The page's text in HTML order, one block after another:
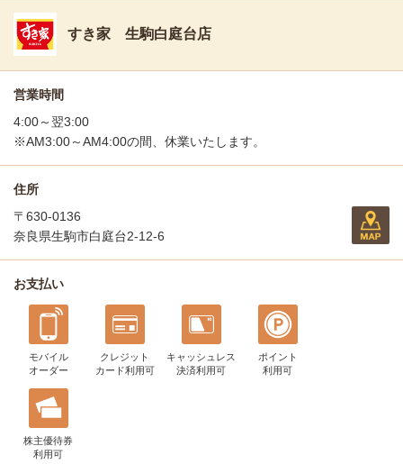
すき家 生駒白庭台店
営業時間
4:00～翌3:00
※AM3:00～AM4:00の間、休業いたします。
住所
〒630-0136
奈良県生駒市白庭台2-12-6
お支払い
モバイル
オーダー
クレジット
カード利用可
キャッシュレス
決済利用可
ポイント
利用可
株主優待券
利用可